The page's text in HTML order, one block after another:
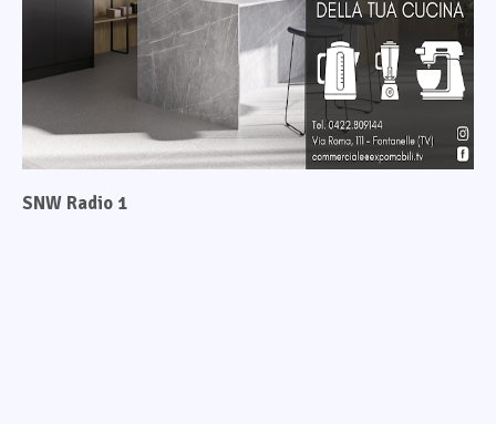
SNW Radio 1